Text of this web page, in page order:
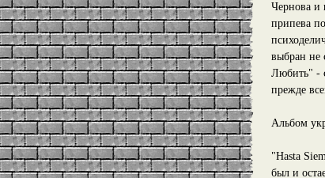
Чернова и
припева
выбран не
Любить" -
прежде
Альбом
"Hasta
был и